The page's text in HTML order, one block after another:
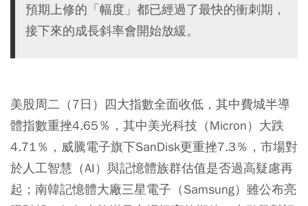
預期上修的「幅度」都已經過了最快的衝刺期，
接下來的成長斜率會開始放緩。
美股周二（7日）四大指數全面收低，其中費城半導
體指數重挫4.65％，其中美光科技（Micron）大跌
4.71％，威騰電子旗下SanDisk更重挫7.3％，市場對
於人工智慧（AI）與記憶體族群估值是否過高疑慮再
起；南韓記憶體大廠三星電子（Samsung）雖公布亮